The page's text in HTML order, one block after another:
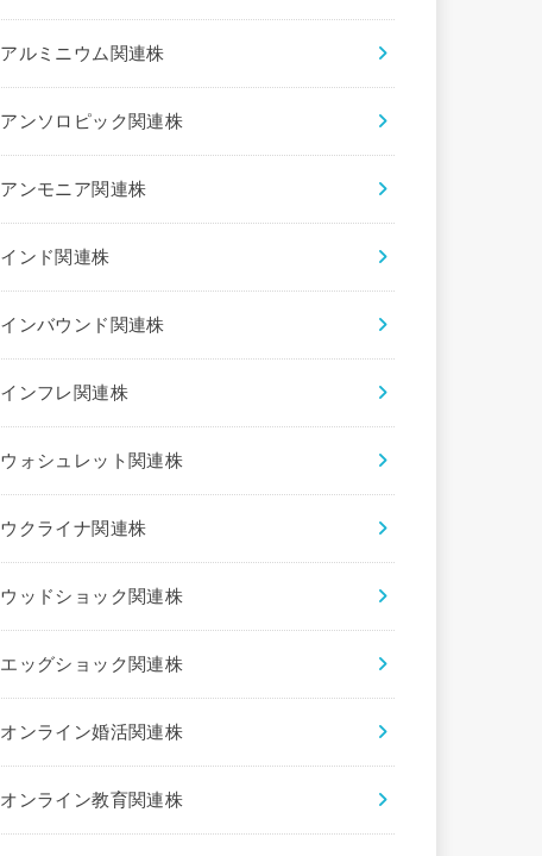
アルミニウム関連株
アンソロピック関連株
アンモニア関連株
インド関連株
インバウンド関連株
インフレ関連株
ウォシュレット関連株
ウクライナ関連株
ウッドショック関連株
エッグショック関連株
オンライン婚活関連株
オンライン教育関連株